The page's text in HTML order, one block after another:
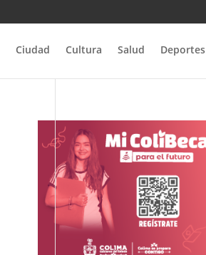
Ciudad Cultura Salud Deportes